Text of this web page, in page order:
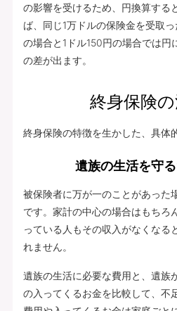
の影響を受けるため、円換算する
ば、同じ1万ドルの保険金を受取
の場合と1ドル150円の場合では
の差が出ます。
終身保険
終身保険の特徴を生かした、具体
遺族の生活を守
被保険者に万が一のことがあった
です。家計の中心の場合はもちろ
っている人もその収入がなくなる
れません。
遺族の生活に必要な費用と、遺族
の入ってくるお金を比較して、不